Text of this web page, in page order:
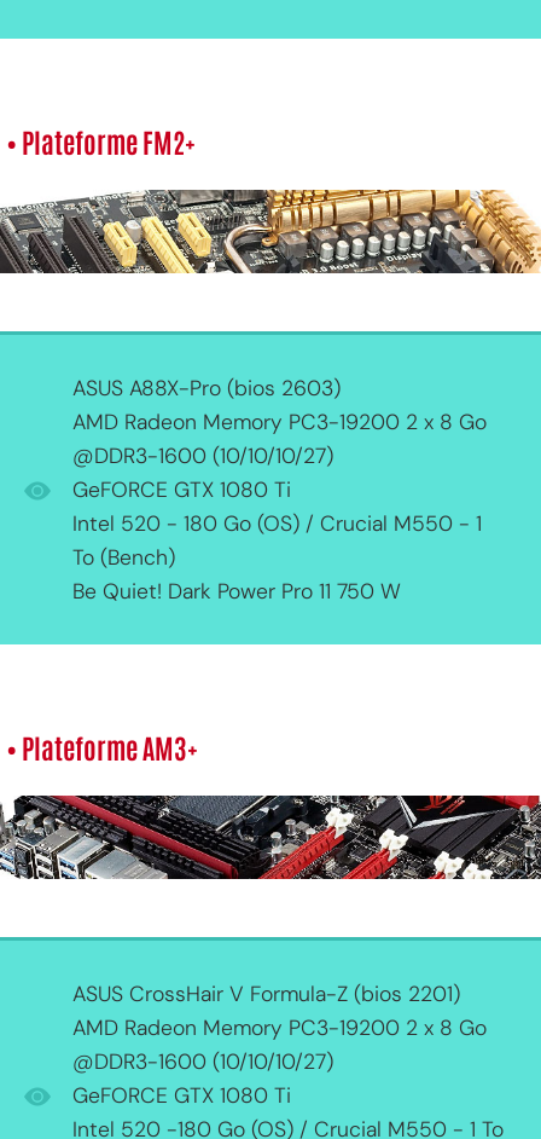
• Plateforme FM2+
ASUS A88X-Pro (bios 2603)
AMD Radeon Memory PC3-19200 2 x 8 Go
@DDR3-1600 (10/10/10/27)
GeFORCE GTX 1080 Ti
Intel 520 - 180 Go (OS) / Crucial M550 - 1
To (Bench)
Be Quiet! Dark Power Pro 11 750 W
• Plateforme AM3+
ASUS CrossHair V Formula-Z (bios 2201)
AMD Radeon Memory PC3-19200 2 x 8 Go
@DDR3-1600 (10/10/10/27)
GeFORCE GTX 1080 Ti
Intel 520 -180 Go (OS) / Crucial M550 - 1 To